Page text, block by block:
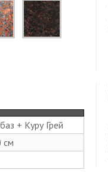
+ Куру Грей
см